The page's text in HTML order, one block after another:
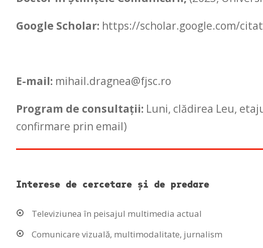
Google Scholar: https://scholar.google.com/
E-mail: mihail.dragnea@fjsc.ro
Program de consultații: Luni, clădirea Leu,
confirmare prin email)
Interese de cercetare și de predare
Televiziunea în peisajul multimedia actual
Comunicare vizuală, multimodalitate, jurnalism